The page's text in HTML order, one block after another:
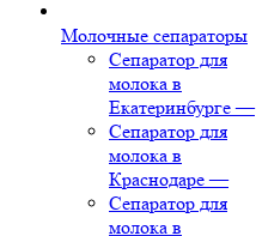
Молочные сепараторы
Сепаратор для
молока в
Екатеринбурге —
Сепаратор для
молока в
Краснодаре —
Сепаратор для
молока в